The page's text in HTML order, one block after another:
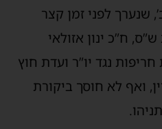
לפני זמן קצר
ח”כ ינון אזולאי
נגד יו”ר ועדת חוץ
ואף לא חוסך ביקורת